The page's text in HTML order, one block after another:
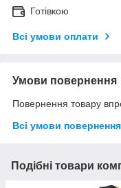
Готівкою
Всі умови оплати
Умови повернення
Повернення товару
Всі умови повернення
Подібні товари